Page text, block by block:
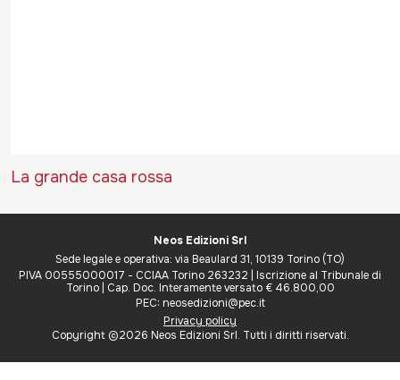
La grande casa rossa
Neos Edizioni Srl
Sede legale e operativa: via Beaulard 31, 10139 Torino (TO)
PIVA 00555000017 - CCIAA Torino 263232 | Iscrizione al Tribunale di
Torino | Cap. Doc. Interamente versato € 46.800,00
PEC: neosedizioni@pec.it
Privacy policy
Copyright ©2026 Neos Edizioni Srl. Tutti i diritti riservati.